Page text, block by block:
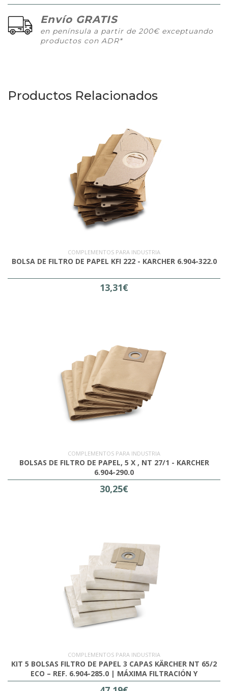
Envío GRATIS
en península a partir de 200€ exceptuando
productos con ADR*
Productos Relacionados
COMPLEMENTOS PARA INDUSTRIA
BOLSA DE FILTRO DE PAPEL KFI 222 - KARCHER 6.904-322.0
13,31€
COMPLEMENTOS PARA INDUSTRIA
BOLSAS DE FILTRO DE PAPEL, 5 X , NT 27/1 - KARCHER
6.904-290.0
30,25€
COMPLEMENTOS PARA INDUSTRIA
KIT 5 BOLSAS FILTRO DE PAPEL 3 CAPAS KÄRCHER NT 65/2
ECO – REF. 6.904-285.0 | MÁXIMA FILTRACIÓN Y
RESISTENCIA